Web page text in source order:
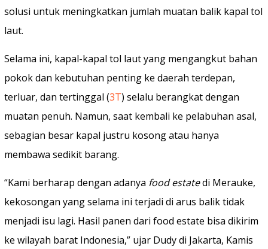
solusi untuk meningkatkan jumlah muatan balik kapal tol
laut.
Selama ini, kapal-kapal tol laut yang mengangkut bahan
pokok dan kebutuhan penting ke daerah terdepan,
terluar, dan tertinggal (3T) selalu berangkat dengan
muatan penuh. Namun, saat kembali ke pelabuhan asal,
sebagian besar kapal justru kosong atau hanya
membawa sedikit barang.
“Kami berharap dengan adanya food estatedi Merauke,
kekosongan yang selama ini terjadi di arus balik tidak
menjadi isu lagi. Hasil panen dari food estate bisa dikirim
ke wilayah barat Indonesia,” ujar Dudy di Jakarta, Kamis